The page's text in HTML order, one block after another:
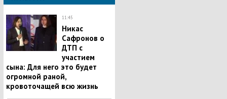
11:45
Никас
Сафронов о
ДТП с
участием
сына: Для него это будет
огромной раной,
кровоточащей всю жизнь